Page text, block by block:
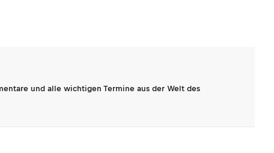
und alle wichtigen Termine aus der Welt des